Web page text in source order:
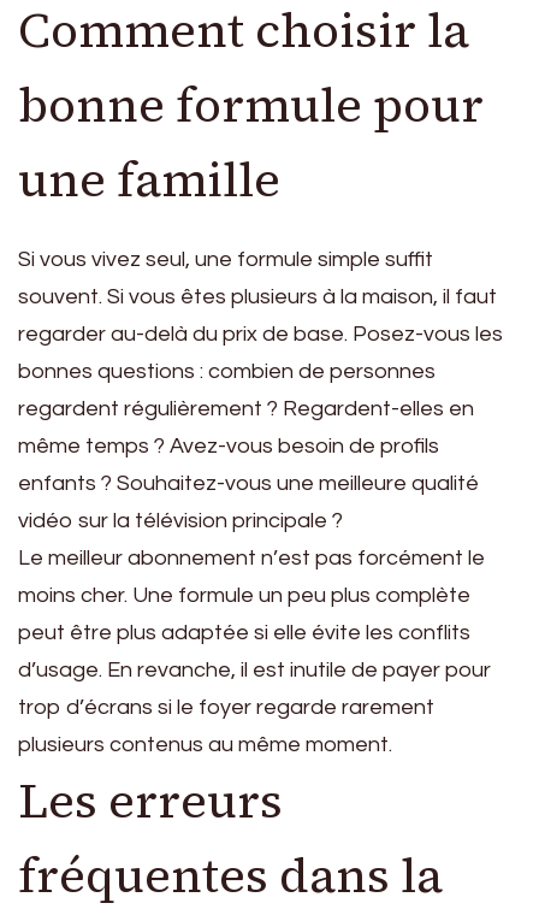
Comment choisir la
bonne formule pour
une famille
Si vous vivez seul, une formule simple suffit
souvent. Si vous êtes plusieurs à la maison, il faut
regarder au-delà du prix de base. Posez-vous les
bonnes questions : combien de personnes
regardent régulièrement ? Regardent-elles en
même temps ? Avez-vous besoin de profils
enfants ? Souhaitez-vous une meilleure qualité
vidéo sur la télévision principale ?
Le meilleur abonnement n’est pas forcément le
moins cher. Une formule un peu plus complète
peut être plus adaptée si elle évite les conflits
d’usage. En revanche, il est inutile de payer pour
trop d’écrans si le foyer regarde rarement
plusieurs contenus au même moment.
Les erreurs
fréquentes dans la